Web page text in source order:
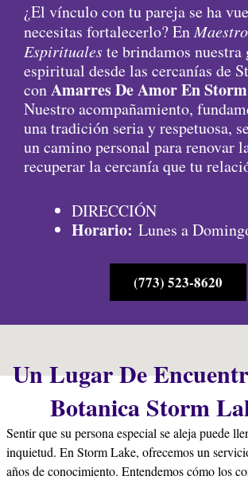
¿El vínculo con tu pareja se ha
necesitas fortalecerlo? En
Espiritualeste brindamos nuestra
espiritual desde las cercanías de
conAmarres De Amor En
Nuestro acompañamiento,
una tradición seria y respetuosa,
un camino personal para renovar
recuperar la cercanía que tu
DIRECCIÓN
Horario: Lunes a
(773) 523-8620
Un Lugar De
Botanica Storm
Sentir que su persona especial se aleja puede
inquietud. En Storm Lake, ofrecemos un
años de conocimiento. Entendemos cómo los